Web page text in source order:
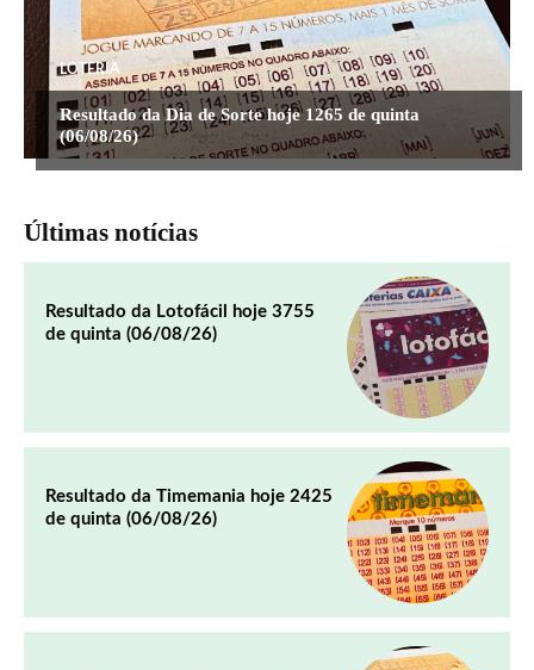
LOTERIA
Resultado da Dia de Sorte hoje 1265 de quinta
(06/08/26)
Últimas notícias
Resultado da Lotofácil hoje 3755
de quinta (06/08/26)
Resultado da Timemania hoje 2425
de quinta (06/08/26)